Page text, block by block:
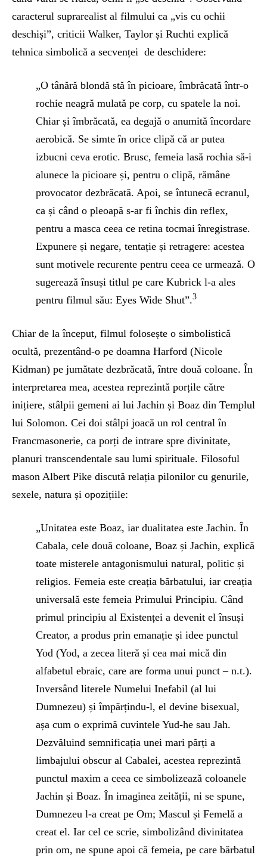
caracterul suprarealist al filmului ca „vis cu ochii
deschiși”, criticii Walker, Taylor și Ruchti explică
tehnica simbolică a secvenței de deschidere:
„O tânără blondă stă în picioare, îmbrăcată într-o
rochie neagră mulată pe corp, cu spatele la noi.
Chiar și îmbrăcată, ea degajă o anumită încordare
aerobică. Se simte în orice clipă că ar putea
izbucni ceva erotic. Brusc, femeia lasă rochia să-i
alunece la picioare și, pentru o clipă, rămâne
provocator dezbrăcată. Apoi, se întunecă ecranul,
ca și când o pleoapă s-ar fi închis din reflex,
pentru a masca ceea ce retina tocmai înregistrase.
Expunere și negare, tentație și retragere: acestea
sunt motivele recurente pentru ceea ce urmează. O
sugerează însuși titlul pe care Kubrick l-a ales
pentru filmul său: Eyes Wide Shut”.3
Chiar de la început, filmul folosește o simbolistică
ocultă, prezentând-o pe doamna Harford (Nicole
Kidman) pe jumătate dezbrăcată, între două coloane. În
interpretarea mea, acestea reprezintă porțile către
inițiere, stâlpii gemeni ai lui Jachin și Boaz din Templul
lui Solomon. Cei doi stâlpi joacă un rol central în
Francmasonerie, ca porți de intrare spre divinitate,
planuri transcendentale sau lumi spirituale. Filosoful
mason Albert Pike discută relația pilonilor cu genurile,
sexele, natura și opozițiile:
„Unitatea este Boaz, iar dualitatea este Jachin. În
Cabala, cele două coloane, Boaz și Jachin, explică
toate misterele antagonismului natural, politic și
religios. Femeia este creația bărbatului, iar creația
universală este femeia Primului Principiu. Când
primul principiu al Existenței a devenit el însuși
Creator, a produs prin emanație și idee punctul
Yod (Yod, a zecea literă și cea mai mică din
alfabetul ebraic, care are forma unui punct – n.t.).
Inversând literele Numelui Inefabil (al lui
Dumnezeu) și împărțindu-l, el devine bisexual,
așa cum o exprimă cuvintele Yud-he sau Jah.
Dezvăluind semnificația unei mari părți a
limbajului obscur al Cabalei, acestea reprezintă
punctul maxim a ceea ce simbolizează coloanele
Jachin și Boaz. În imaginea zeității, ni se spune,
Dumnezeu l-a creat pe Om; Mascul și Femelă a
creat el. Iar cel ce scrie, simbolizând divinitatea
prin om, ne spune apoi că femeia, pe care bărbatul